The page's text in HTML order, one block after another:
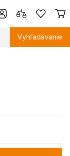
Vyhľadávanie